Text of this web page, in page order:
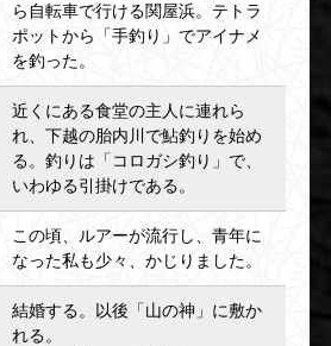
ら自転車で行ける関屋浜。テトラ
ポットから「手釣り」でアイナメ
を釣った。
近くにある食堂の主人に連れら
れ、下越の胎内川で鮎釣りを始め
る。釣りは「コロガシ釣り」で、
いわゆる引掛けである。
この頃、ルアーが流行し、青年に
なった私も少々、かじりました。
結婚する。以後「山の神」に敷か
れる。